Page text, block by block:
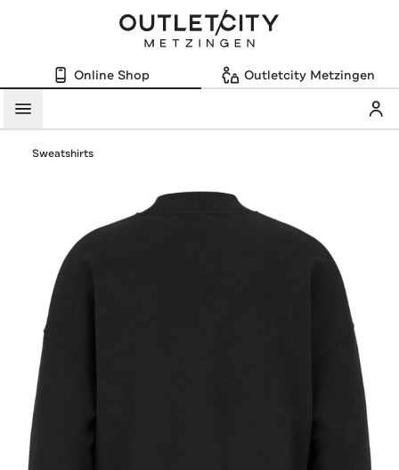
Online Shop Outletcity Metzingen
Menü
Sweatshirts